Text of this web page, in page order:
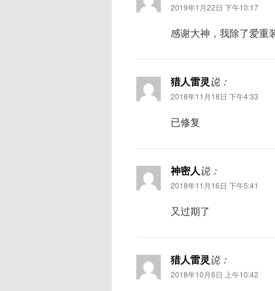
2019年1月22日 下午10:17
感谢大神，我除了爱重
猎人雷灵说：
2018年11月18日 下午4:33
已修复
神密人说：
2018年11月16日 下午5:41
又过期了
猎人雷灵说：
2018年10月6日 上午10:42